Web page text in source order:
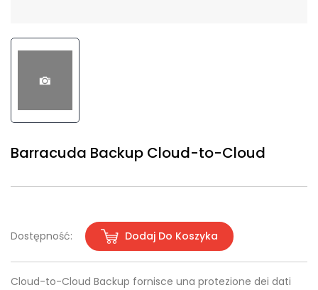
Barracuda Backup Cloud-to-Cloud
Dostępność: Dodaj Do Koszyka
Cloud-to-Cloud Backup fornisce una protezione dei dati